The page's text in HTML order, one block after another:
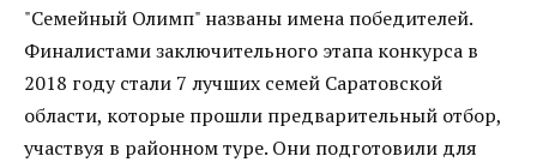
"Семейный Олимп" названы имена победителей.
Финалистами заключительного этапа конкурса в
2018 году стали 7 лучших семей Саратовской
области, которые прошли предварительный отбор,
участвуя в районном туре. Они подготовили для